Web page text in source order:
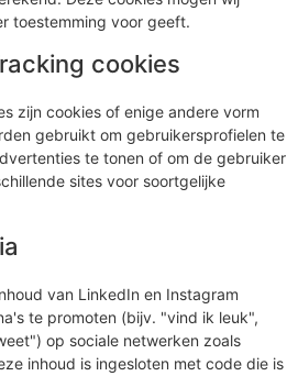
toestemming voor geeft.
cookies
zijn cookies of enige andere vorm
gebruikt om gebruikersprofielen te
te tonen of om de gebruiker
sites voor soortgelijke
van LinkedIn en Instagram
te promoten (bijv. "vind ik leuk",
op sociale netwerken zoals
inhoud is ingesloten met code die is